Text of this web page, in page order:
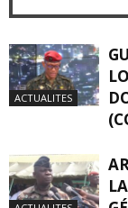
ACTUALITES